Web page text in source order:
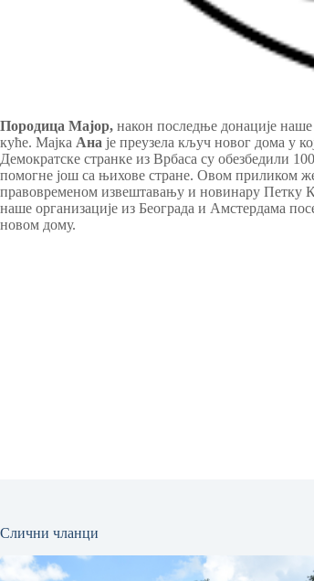
Породица Мајор, након последње донације наше
куће. Мајка Ана је преузела кључ новог дома у
Демократске странке из Врбаса су обезбедили
помогне још са њихове стране. Овом приликом
правовременом извештавању и новинару Петку
наше организације из Београда и Амстердама
новом дому.
Слични чланци